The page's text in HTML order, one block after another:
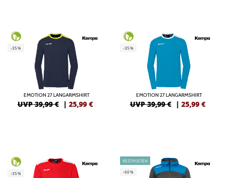
-35%
EMOTION 27 LANGARMSHIRT
UVP 39,99 € | 25,99 €
-35%
EMOTION 27 LANGARMSHIRT
UVP 39,99 € | 25,99 €
-35%
RESTPOSTEN
-60%